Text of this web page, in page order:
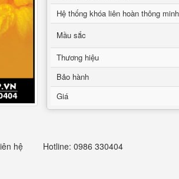
Hệ thống khóa liên hoàn thông minh
Mầu sắc
Thương hiệu
Bảo hành
Giá
hệ Hotline: 0986 330404